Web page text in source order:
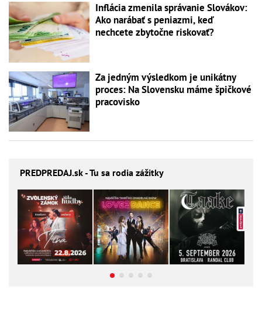
Inflácia zmenila správanie Slovákov:
Ako narábať s peniazmi, keď
nechcete zbytočne riskovať?
Za jedným výsledkom je unikátny
proces: Na Slovensku máme špičkové
pracovisko
PREDPREDAJ.sk - Tu sa rodia zážitky